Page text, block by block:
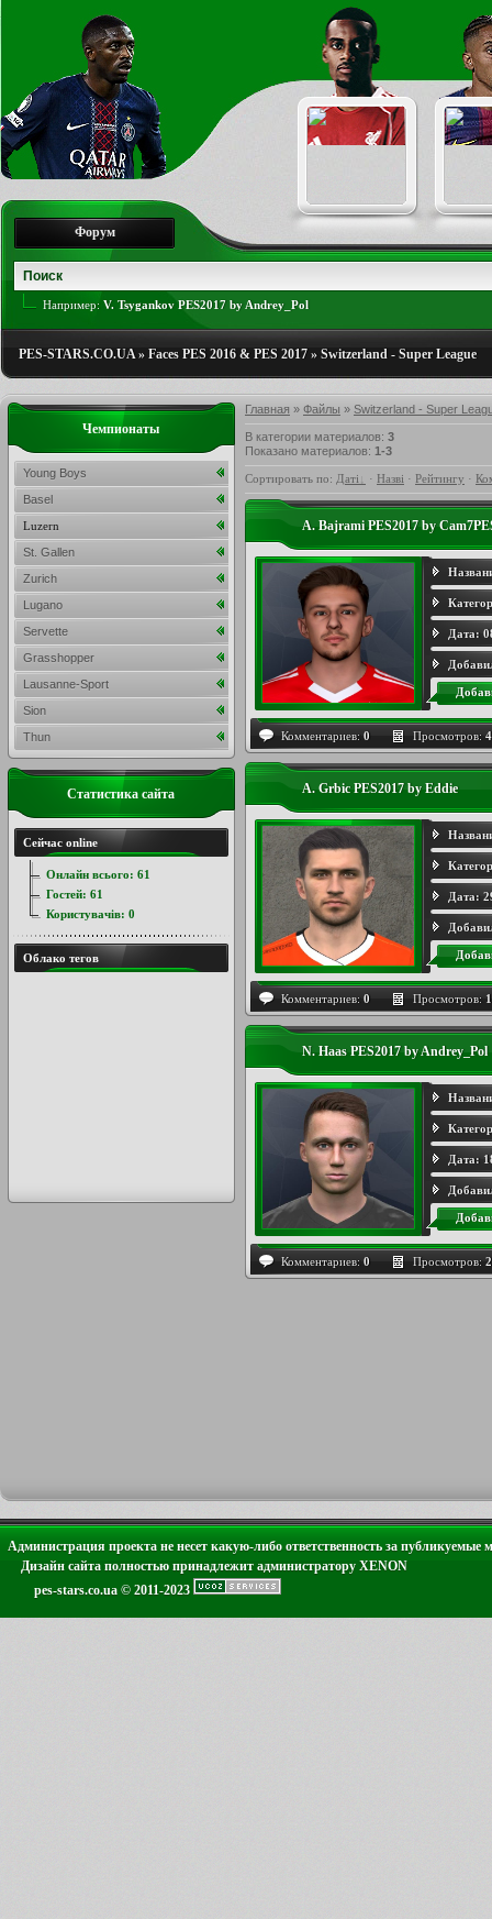
Форум
Например: V. Tsygankov PES2017 by Andrey_Pol
PES-STARS.CO.UA» Faces PES 2016 & PES 2017 » Switzerland - Super League
Главная » Файлы » Switzerland - Super
В категории материалов: 3
Показано материалов: 1-3
Сортировать по: Даті · Назві · Рейтингу ·
A. Bajrami PES2017 by
Дата:
Комментариев: 0 Просмотров:
A. Grbic PES2017 by Eddie
Дата:
Комментариев: 0 Просмотров:
N. Haas PES2017 by Andrey_Pol
Дата:
Комментариев: 0 Просмотров:
Чемпионаты
Young Boys
Basel
Luzern
St. Gallen
Zurich
Lugano
Servette
Grasshopper
Lausanne-Sport
Sion
Thun
Статистика сайта
Сейчас online
Онлайн всього: 61
Гостей: 61
Користувачів: 0
Облако тегов
Администрация проекта не несет какую-либо ответственность за публикуемые
Дизайн сайта полностью принадлежит администратору XENON
pes-stars.co.ua © 2011-2023